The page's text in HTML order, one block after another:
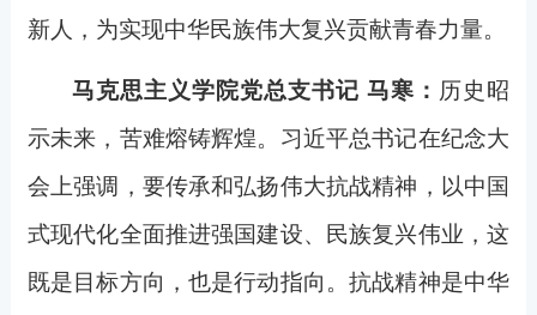
新人，为实现中华民族伟大复兴贡献青春力量。
马克思主义学院党总支书记 马寒： 历史昭
示未来，苦难熔铸辉煌。习近平总书记在纪念大
会上强调，要传承和弘扬伟大抗战精神，以中国
式现代化全面推进强国建设、民族复兴伟业，这
既是目标方向，也是行动指向。抗战精神是中华